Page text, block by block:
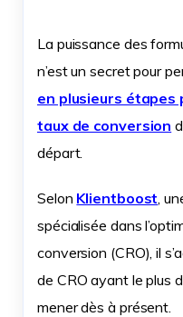
La puissance des
n’est un secret pour
en plusieurs
taux de conversion
départ.
Selon Klientboost,
spécialisée dans
conversion (CRO), il
de CRO ayant le plus
mener dès à présent.